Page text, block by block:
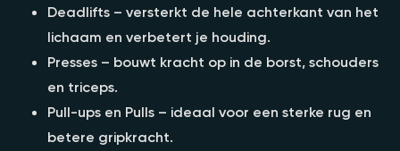
Deadlifts – versterkt de hele achterkant van het
lichaam en verbetert je houding.
Presses – bouwt kracht op in de borst, schouders
en triceps.
Pull-ups en Pulls – ideaal voor een sterke rug en
betere gripkracht.